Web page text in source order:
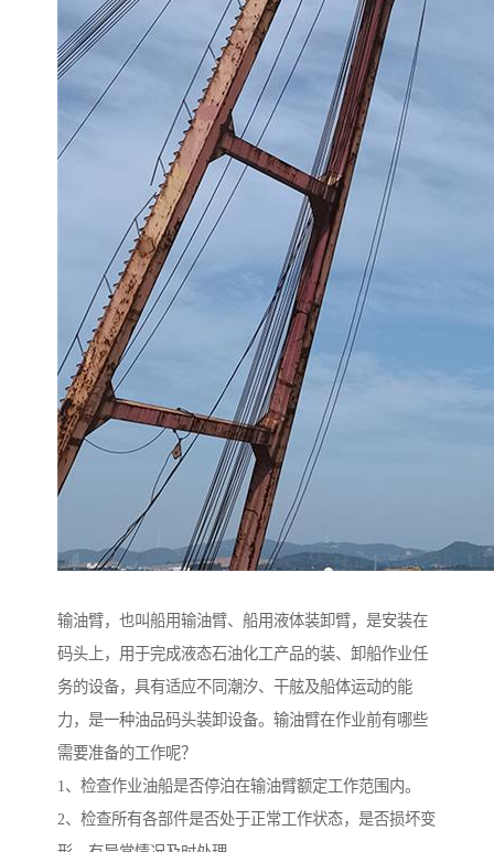
输油臂，也叫船用输油臂、船用液体装卸臂，是安装在
码头上，用于完成液态石油化工产品的装、卸船作业任
务的设备，具有适应不同潮汐、干舷及船体运动的能
力，是一种油品码头装卸设备。输油臂在作业前有哪些
需要准备的工作呢？
1、检查作业油船是否停泊在输油臂额定工作范围内。
2、检查所有各部件是否处于正常工作状态，是否损坏变